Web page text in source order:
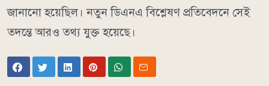
জানানো হয়েছিল। নতুন ডিএনএ বিশ্লেষণ প্রতিবেদনে সেই
তদন্তে আরও তথ্য যুক্ত হয়েছে।